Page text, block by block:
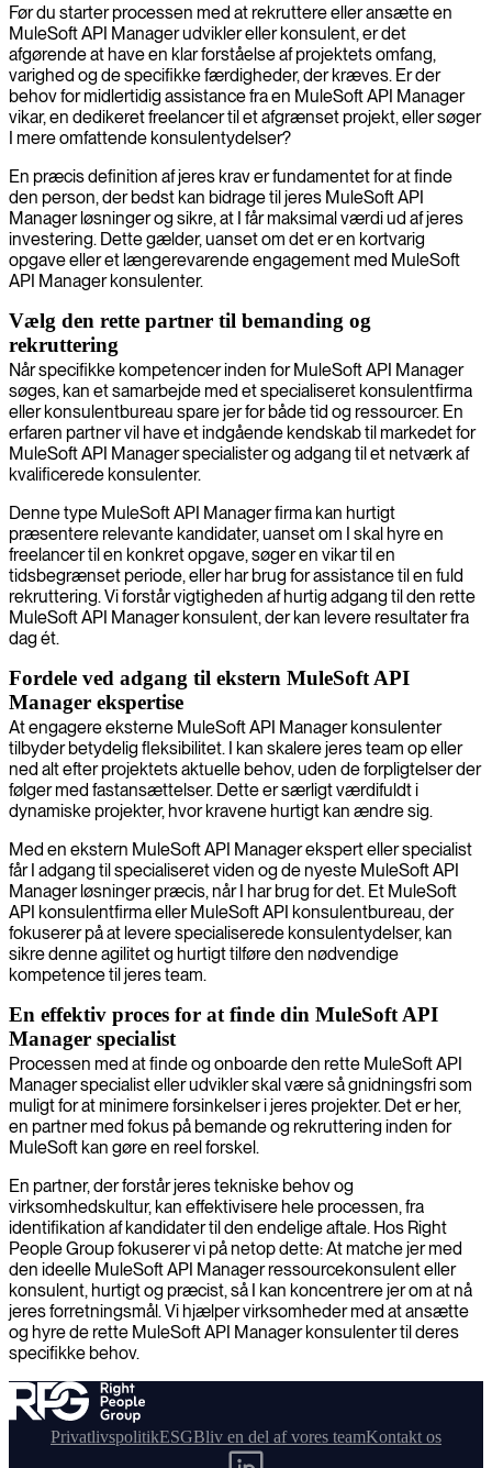
Før du starter processen med at rekruttere eller ansætte en
MuleSoft API Manager udvikler eller konsulent, er det
afgørende at have en klar forståelse af projektets omfang,
varighed og de specifikke færdigheder, der kræves. Er der
behov for midlertidig assistance fra en MuleSoft API Manager
vikar, en dedikeret freelancer til et afgrænset projekt, eller søger
I mere omfattende konsulentydelser?
En præcis definition af jeres krav er fundamentet for at finde
den person, der bedst kan bidrage til jeres MuleSoft API
Manager løsninger og sikre, at I får maksimal værdi ud af jeres
investering. Dette gælder, uanset om det er en kortvarig
opgave eller et længerevarende engagement med MuleSoft
API Manager konsulenter.
Vælg den rette partner til bemanding og
rekruttering
Når specifikke kompetencer inden for MuleSoft API Manager
søges, kan et samarbejde med et specialiseret konsulentfirma
eller konsulentbureau spare jer for både tid og ressourcer. En
erfaren partner vil have et indgående kendskab til markedet for
MuleSoft API Manager specialister og adgang til et netværk af
kvalificerede konsulenter.
Denne type MuleSoft API Manager firma kan hurtigt
præsentere relevante kandidater, uanset om I skal hyre en
freelancer til en konkret opgave, søger en vikar til en
tidsbegrænset periode, eller har brug for assistance til en fuld
rekruttering. Vi forstår vigtigheden af hurtig adgang til den rette
MuleSoft API Manager konsulent, der kan levere resultater fra
dag ét.
Fordele ved adgang til ekstern MuleSoft API
Manager ekspertise
At engagere eksterne MuleSoft API Manager konsulenter
tilbyder betydelig fleksibilitet. I kan skalere jeres team op eller
ned alt efter projektets aktuelle behov, uden de forpligtelser der
følger med fastansættelser. Dette er særligt værdifuldt i
dynamiske projekter, hvor kravene hurtigt kan ændre sig.
Med en ekstern MuleSoft API Manager ekspert eller specialist
får I adgang til specialiseret viden og de nyeste MuleSoft API
Manager løsninger præcis, når I har brug for det. Et MuleSoft
API konsulentfirma eller MuleSoft API konsulentbureau, der
fokuserer på at levere specialiserede konsulentydelser, kan
sikre denne agilitet og hurtigt tilføre den nødvendige
kompetence til jeres team.
En effektiv proces for at finde din MuleSoft API
Manager specialist
Processen med at finde og onboarde den rette MuleSoft API
Manager specialist eller udvikler skal være så gnidningsfri som
muligt for at minimere forsinkelser i jeres projekter. Det er her,
en partner med fokus på bemande og rekruttering inden for
MuleSoft kan gøre en reel forskel.
En partner, der forstår jeres tekniske behov og
virksomhedskultur, kan effektivisere hele processen, fra
identifikation af kandidater til den endelige aftale. Hos Right
People Group fokuserer vi på netop dette: At matche jer med
den ideelle MuleSoft API Manager ressourcekonsulent eller
konsulent, hurtigt og præcist, så I kan koncentrere jer om at nå
jeres forretningsmål. Vi hjælper virksomheder med at ansætte
og hyre de rette MuleSoft API Manager konsulenter til deres
specifikke behov.
PrivatlivspolitikESGBliv en del af vores teamKontakt os